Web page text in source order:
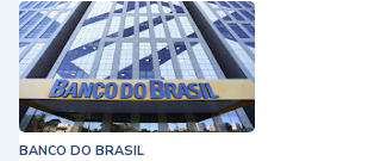
BANCO DO BRASIL